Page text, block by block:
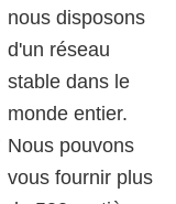
nous disposons
d'un réseau
stable dans le
monde entier.
Nous pouvons
vous fournir plus